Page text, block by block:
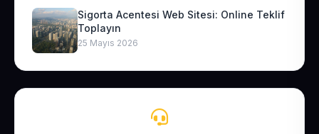
Sigorta Acentesi Web Sitesi: Online Teklif
Toplayın
25 Mayıs 2026